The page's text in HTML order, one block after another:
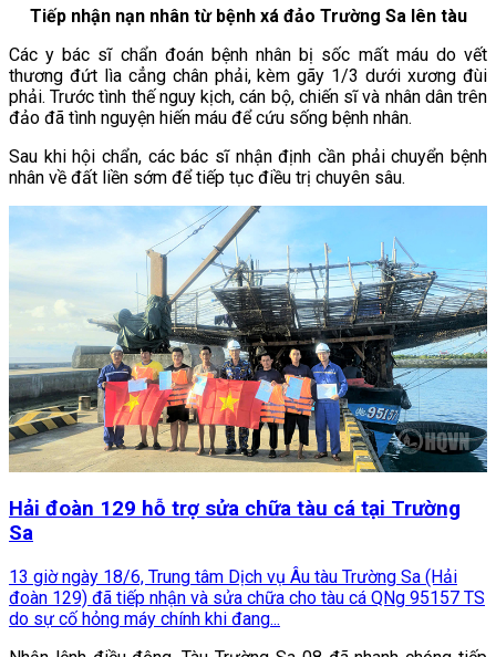
Tiếp nhận nạn nhân từ bệnh xá đảo Trường Sa lên tàu
Các y bác sĩ chẩn đoán bệnh nhân bị sốc mất máu do vết
thương đứt lìa cẳng chân phải, kèm gãy 1/3 dưới xương đùi
phải. Trước tình thế nguy kịch, cán bộ, chiến sĩ và nhân dân trên
đảo đã tình nguyện hiến máu để cứu sống bệnh nhân.
Sau khi hội chẩn, các bác sĩ nhận định cần phải chuyển bệnh
nhân về đất liền sớm để tiếp tục điều trị chuyên sâu.
Hải đoàn 129 hỗ trợ sửa chữa tàu cá tại Trường
Sa
13 giờ ngày 18/6, Trung tâm Dịch vụ Âu tàu Trường Sa (Hải
đoàn 129) đã tiếp nhận và sửa chữa cho tàu cá QNg 95157 TS
do sự cố hỏng máy chính khi đang...